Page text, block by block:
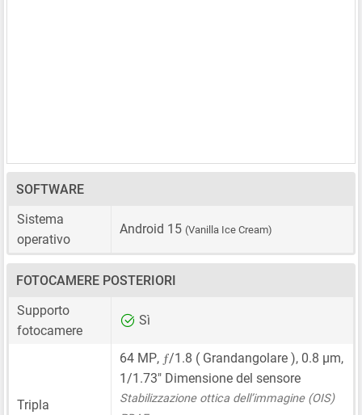
SOFTWARE
Sistema
operativo
Android 15 (Vanilla Ice Cream)
FOTOCAMERE POSTERIORI
Supporto
fotocamere
Sì
Tripla
64 MP, ƒ/1.8 ( Grandangolare ), 0.8 μm,
1/1.73" Dimensione del sensore
Stabilizzazione ottica dell’immagine (OIS)